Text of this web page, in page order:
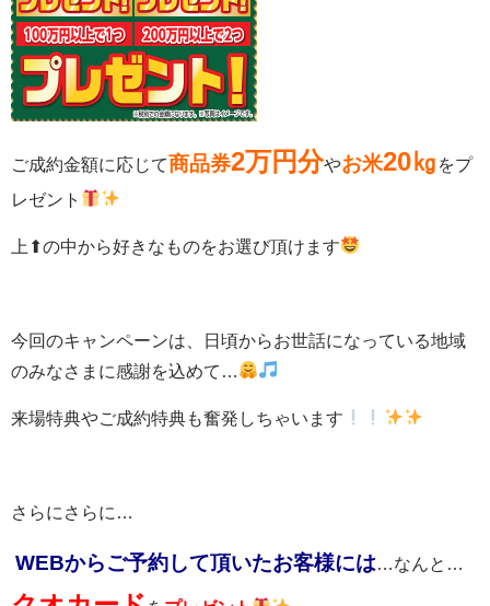
ご成約金額に応じて商品券2万円分やお米20㎏ をプ
レゼント
上⬆の中から好きなものをお選び頂けます
今回のキャンペーンは、日頃からお世話になっている地域
のみなさまに感謝を込めて…
来場特典やご成約特典も奮発しちゃいます
さらにさらに…
WEBからご予約して頂いたお客様には…なんと…